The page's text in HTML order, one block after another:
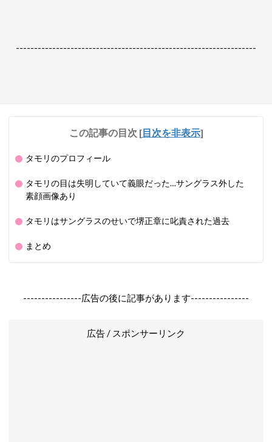
------------------------------------------------------------------
この記事の目次 [目次を非表示]
タモリのプロフィール
タモリの目は失明していて義眼だった…サングラス外した
素顔画像あり
タモリはサングラスのせいで堺正章に叱責された過去
まとめ
----------------広告の後に記事があります----------------
広告 / スポンサーリンク